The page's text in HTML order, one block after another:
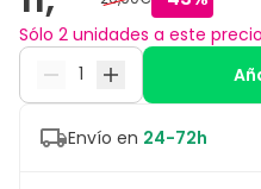
Sólo 2 unidades a este precio
Envío en 24-72h